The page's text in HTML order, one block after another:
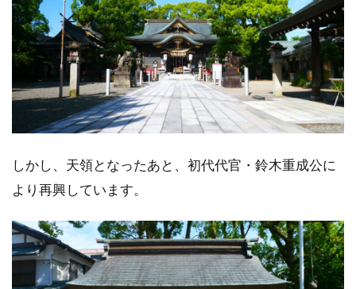
しかし、天領となったあと、初代代官・鈴木重成公に
より再興しています。